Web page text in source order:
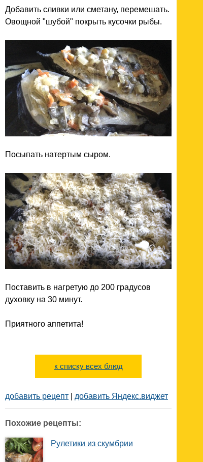
Добавить сливки или сметану, перемешать.
Овощной "шубой" покрыть кусочки рыбы.
Посыпать натертым сыром.
Поставить в нагретую до 200 градусов
духовку на 30 минут.
Приятного аппетита!
к списку всех блюд
добавить рецепт добавить Яндекс.виджет
Похожие рецепты:
Рулетики из скумбрии